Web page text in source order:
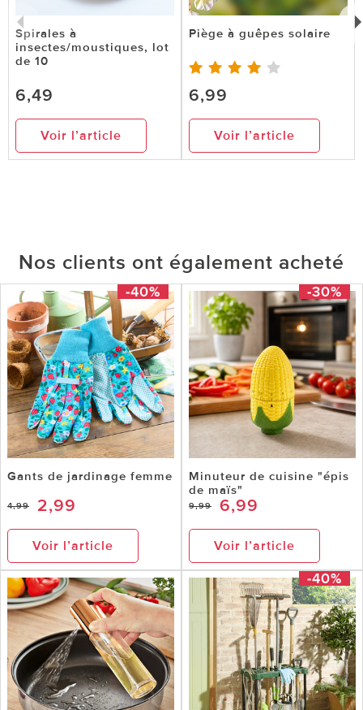
Spirales à
insectes/moustiques, lot
de 10
6,49
Voir l’article
Piège à guêpes solaire
6,99
Voir l’article
Nos clients ont également acheté
-40%
Gants de jardinage femme
4,99 2,99
Voir l’article
-30%
Minuteur de cuisine "épis
de maïs"
9,99 6,99
Voir l’article
-40%